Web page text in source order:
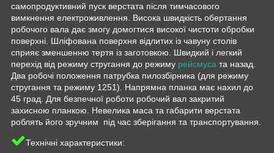
самопродуктивний пуск верстата після тимчасового
вимкнення електроживлення. Висока швидкість обертання
робочого вала дає змогу домогтися високої чистоти обробки
поверхні. Шліфована поверхня відлитих із чавуну столів
сприяє зменшенню тертя із заготовкою. Швидкий і легкий
перехід від режиму стругання до режиму рейсмуса та назад.
Два робочі положення патрубка пилозбірника (для режиму
стругання та режиму 1251). Напрямна планка має нахил до
45 град. Для безпечної роботи робочий вал закритий
захисною планкою. Невелика маса та габарити верстата
роблять його зручним під час зберігання та транспортування.
Технічні характеристики: